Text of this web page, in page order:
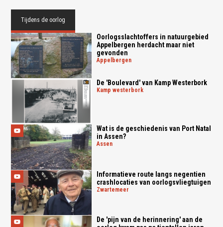
Tijdens de oorlog
Oorlogsslachtoffers in natuurgebied
Appelbergen herdacht maar niet
gevonden
appelbergen
De 'Boulevard' van Kamp Westerbork
kamp westerbork
Wat is de geschiedenis van Port Natal
in Assen?
assen
Informatieve route langs negentien
crashlocaties van oorlogsvliegtuigen
zwartemeer
De 'pijn van de herinnering' aan de